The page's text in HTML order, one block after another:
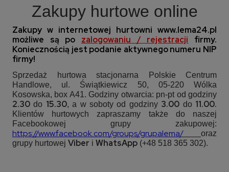
Zakupy hurtowe online
Zakupy w internetowej hurtowni www.lema24.pl
możliwe są po zalogowaniu / rejestracji firmy.
Koniecznością jest podanie aktywnego numeru NIP
firmy!
Sprzedaż hurtowa stacjonarna Polskie Centrum
Handlowe, ul. Świątkiewicz 50, 05-220 Wólka
Kosowska, box A41. Godziny otwarcia: pn-pt od godziny
2.30 do 15.30, a w soboty od godziny 3.00 do 11.00.
Klientów hurtowych zapraszamy także do naszej
Facebookowej grupy zakupowej:
https://www.facebook.com/groups/grupalema/
oraz
grupy hurtowej Viber i WhatsApp (+48 518 365 302).